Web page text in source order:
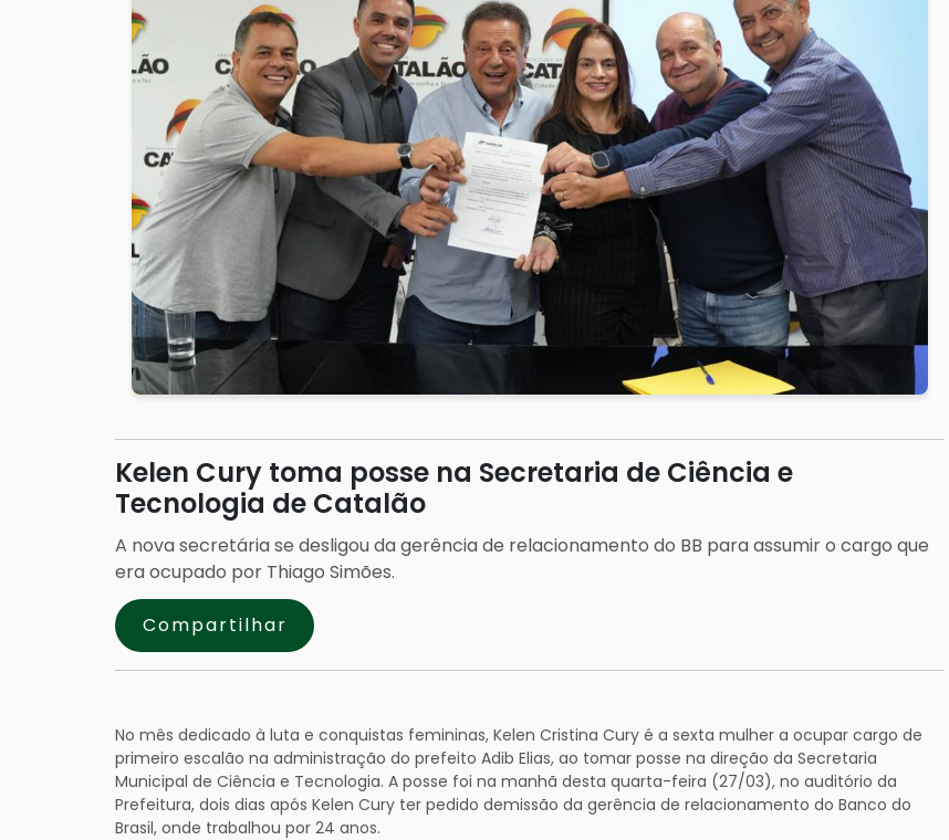
Kelen Cury toma posse na Secretaria de Ciência e
Tecnologia de Catalão
A nova secretária se desligou da gerência de relacionamento do BB para assumir o cargo que
era ocupado por Thiago Simões.
Compartilhar
No mês dedicado à luta e conquistas femininas, Kelen Cristina Cury é a sexta mulher a ocupar cargo de
primeiro escalão na administração do prefeito Adib Elias, ao tomar posse na direção da Secretaria
Municipal de Ciência e Tecnologia. A posse foi na manhã desta quarta-feira (27/03), no auditório da
Prefeitura, dois dias após Kelen Cury ter pedido demissão da gerência de relacionamento do Banco do
Brasil, onde trabalhou por 24 anos.